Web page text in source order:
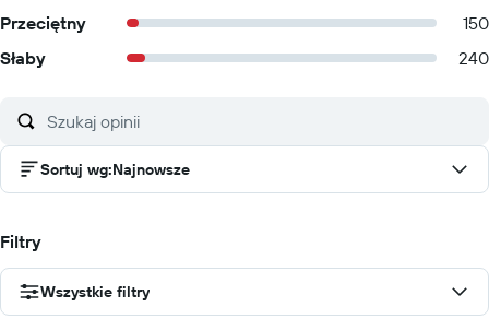
Przeciętny
150
Słaby
240
Sortuj wg:Najnowsze
Filtry
Wszystkie filtry